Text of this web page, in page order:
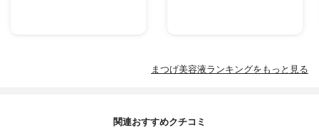
まつげ美容液ランキングをもっと見る
関連おすすめクチコミ